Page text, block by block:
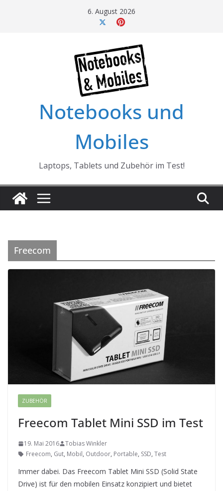
6. August 2026
Notebooks und
Mobiles
Laptops, Tablets und Zubehör im Test!
Freecom
ZUBEHÖR
Freecom Tablet Mini SSD im Test
19. Mai 2016
Tobias Winkler
Freecom, Gut, Mobil, Outdoor, Portable, SSD, Test
Immer dabei. Das Freecom Tablet Mini SSD (Solid State
Drive) ist für den mobilen Einsatz konzipiert und bietet